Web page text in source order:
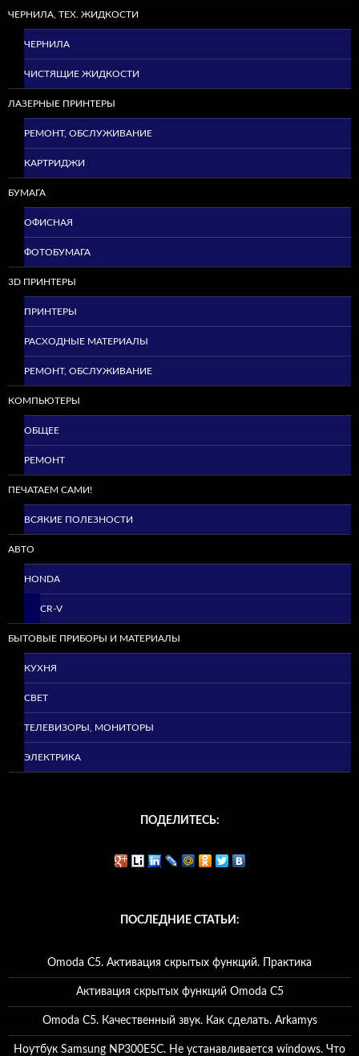
ЧЕРНИЛА, ТЕХ. ЖИДКОСТИ
ЧЕРНИЛА
ЧИСТЯЩИЕ ЖИДКОСТИ
ЛАЗЕРНЫЕ ПРИНТЕРЫ
РЕМОНТ, ОБСЛУЖИВАНИЕ
КАРТРИДЖИ
БУМАГА
ОФИСНАЯ
ФОТОБУМАГА
3D ПРИНТЕРЫ
ПРИНТЕРЫ
РАСХОДНЫЕ МАТЕРИАЛЫ
РЕМОНТ, ОБСЛУЖИВАНИЕ
КОМПЬЮТЕРЫ
ОБЩЕЕ
РЕМОНТ
ПЕЧАТАЕМ САМИ!
ВСЯКИЕ ПОЛЕЗНОСТИ
АВТО
HONDA
CR-V
БЫТОВЫЕ ПРИБОРЫ И МАТЕРИАЛЫ
КУХНЯ
СВЕТ
ТЕЛЕВИЗОРЫ, МОНИТОРЫ
ЭЛЕКТРИКА
ПОДЕЛИТЕСЬ:
ПОСЛЕДНИЕ СТАТЬИ:
Omoda C5. Активация скрытых функций. Практика
Активация скрытых функций Omoda C5
Omoda C5. Качественный звук. Как сделать. Arkamys
Ноутбук Samsung NP300E5C. Не устанавливается windows. Что